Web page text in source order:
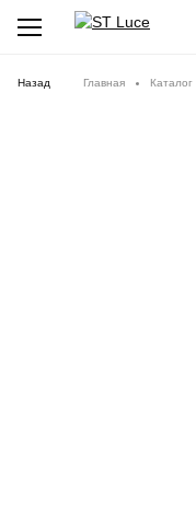
Назад Главная Каталог